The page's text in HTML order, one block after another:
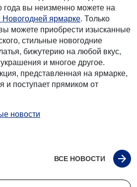
года вы неизменно можете на
Новогодней ярмарке. Только
можете приобрести изысканные
стильные новогодние
бижутерию на любой вкус,
и многое другое.
представленная на ярмарке,
и поступает прямиком от
новости
ВСЕ НОВОСТИ